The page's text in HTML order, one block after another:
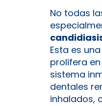
No todas
Esta es
prolifera
sistema
dentales
inhalados,